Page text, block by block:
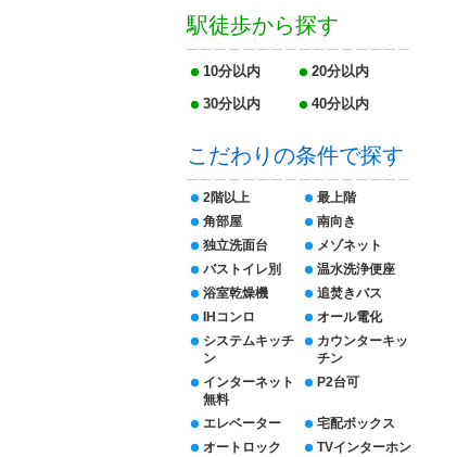
駅徒歩から探す
10分以内
20分以内
30分以内
40分以内
こだわりの条件で探す
2階以上
最上階
角部屋
南向き
独立洗面台
メゾネット
バストイレ別
温水洗浄便座
浴室乾燥機
追焚きバス
IHコンロ
オール電化
システムキッチ
ン
カウンターキッ
チン
インターネット
無料
P2台可
エレベーター
宅配ボックス
オートロック
TVインターホン